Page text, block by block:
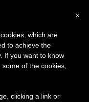
en
×
la pausa
de verano
y también el
x
which are
to achieve the
If you want to know
of the cookies,
clicking a link or